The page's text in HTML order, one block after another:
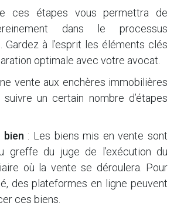
ces étapes vous permettra de
dans le processus
Gardez à l’esprit les éléments clés
optimale avec votre avocat.
vente aux enchères immobilières
un certain nombre d’étapes
bien : Les biens mis en vente sont
greffe du juge de l’exécution du
où la vente se déroulera. Pour
des plateformes en ligne peuvent
ces biens.